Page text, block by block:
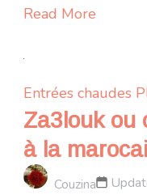
Read More
Entrées chaudes
Za3louk ou
à la
Couzina